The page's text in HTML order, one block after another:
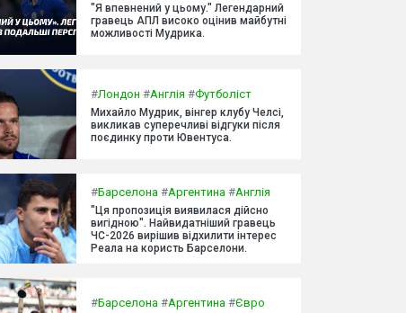
"Я впевнений у цьому." Легендарний
гравець АПЛ високо оцінив майбутні
можливості Мудрика.
#Лондон #Англія #Футболіст
Михайло Мудрик, вінгер клубу Челсі,
викликав суперечливі відгуки після
поєдинку проти Ювентуса.
#Барселона #Аргентина #Англія
"Ця пропозиція виявилася дійсно
вигідною". Найвидатніший гравець
ЧС-2026 вирішив відхилити інтерес
Реала на користь Барселони.
#Барселона #Аргентина #Євро